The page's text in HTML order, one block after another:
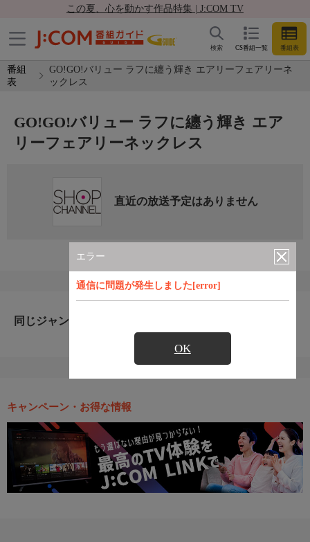
この夏、心を動かす作品特集 | J:COM TV
CS番組一覧 番組表
検索
番組
表
GO!GO!バリュー ラフに纏う輝き エアリーフェアリーネ
ックレス
エラー
通信に問題が発生しました[error]
OK
GO!GO!バリュー ラフに纏う輝き エア
リーフェアリーネックレス
直近の放送予定はありません
同じジャンルのおすすめ番組
キャンペーン・お得な情報